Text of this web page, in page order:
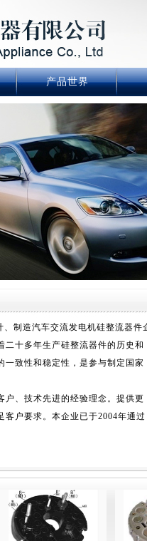
产品世界
制造汽车交流发电机硅整流器件
二十多年生产硅整流器件的历史和
一致性和稳定性，是参与制定国家
、技术先进的经验理念。提供更
客户要求。本企业已于2004年通过